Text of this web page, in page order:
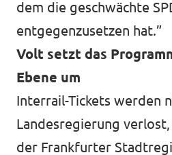
dem die geschwächte
entgegenzusetzen hat.”
Volt setzt das
Ebene um
Interrail-Tickets werden
Landesregierung
der Frankfurter